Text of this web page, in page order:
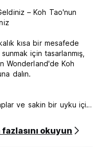
– Koh Tao'nun
kısa bir mesafede
için tasarlanmış,
Wonderland'de Koh
dalın.
ve sakin bir uyku için
okuyun